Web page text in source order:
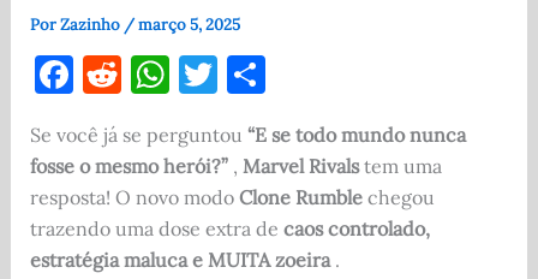
PorZazinho /março 5, 2025
F
a
c
e
b
o
R
d
di
t
W
at
s
A
p
T
it
te
r
S
ar
e
Se você já se perguntou “E se todo mundo nunca
fosse o mesmo herói?”, Marvel Rivalstem uma
resposta! O novo modo Clone Rumblechegou
trazendo uma dose extra de caos controlado,
estratégia maluca e MUITA zoeira.